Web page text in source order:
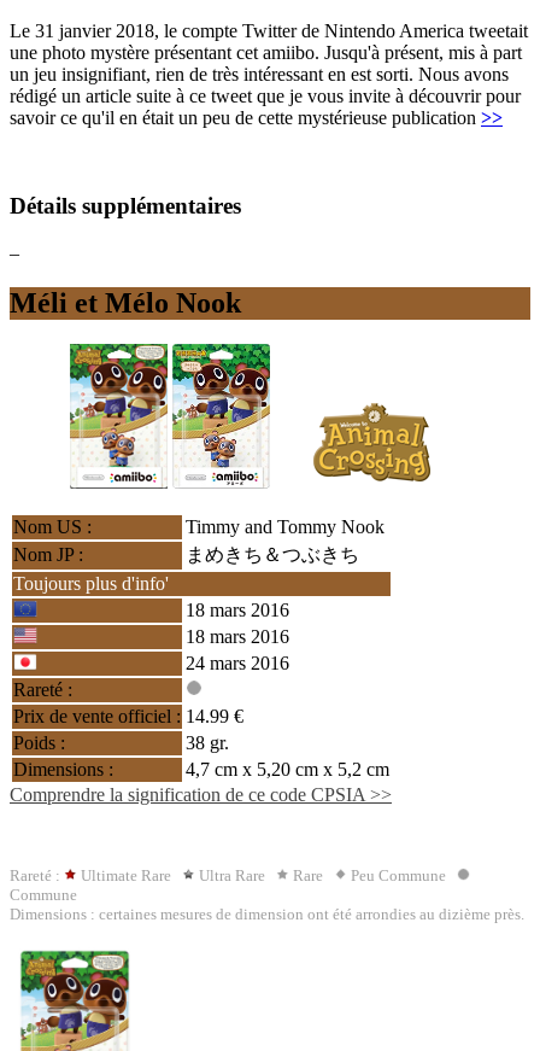
Le 31 janvier 2018, le compte Twitter de Nintendo America tweetait
une photo mystère présentant cet amiibo. Jusqu'à présent, mis à part
un jeu insignifiant, rien de très intéressant en est sorti. Nous avons
rédigé un article suite à ce tweet que je vous invite à découvrir pour
savoir ce qu'il en était un peu de cette mystérieuse publication >>
Détails supplémentaires
–
Méli et Mélo Nook
Nom US :
Timmy and Tommy Nook
Nom JP :
まめきち＆つぶきち
Toujours plus d'info'
18 mars 2016
18 mars 2016
24 mars 2016
Rareté :
Prix de vente officiel : 14.99 €
Poids :
38 gr.
Dimensions :
4,7 cm x 5,20 cm x 5,2 cm
Comprendre la signification de ce code CPSIA >>
Rareté : Ultimate Rare Ultra Rare Rare
Peu Commune
Commune
Dimensions : certaines mesures de dimension ont été arrondies au dizième près.